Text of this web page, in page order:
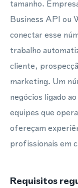
tamanho.
Business API ou
conectar esse
trabalho
cliente,
marketing. Um
negócios ligado
equipes que
ofereçam
profissionais em
Requisitos